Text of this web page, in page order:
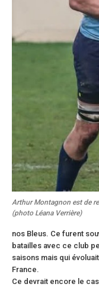
Arthur Montagnon est de
(photo Léana Verrière)
nos Bleus. Ce furent
batailles avec ce club
saisons mais qui
France.
Ce devrait encore le